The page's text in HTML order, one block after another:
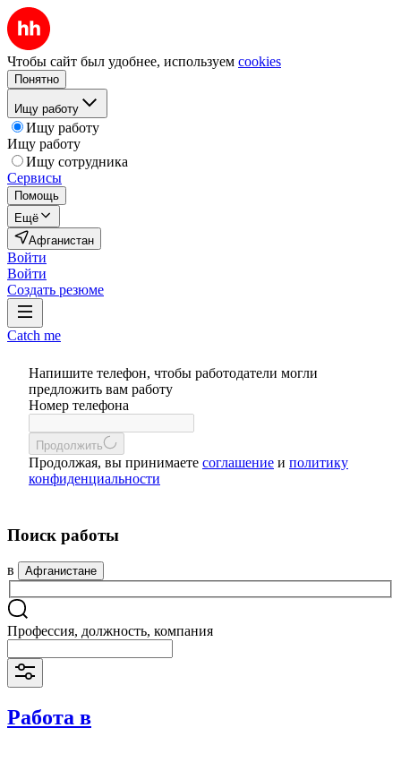
Чтобы сайт был удобнее, используем cookies
Понятно
Ищу работу
Ищу работу
Ищу работу
Ищу сотрудника
Сервисы
Помощь
Ещё
Афганистан
Войти
Войти
Создать резюме
Catch me
Напишите телефон, чтобы работодатели могли
предложить вам работу
Номер телефона
Продолжить
Продолжая, вы принимаете соглашение и политику
конфиденциальности
Поиск работы
в Афганистане
Профессия, должность, компания
Работа в